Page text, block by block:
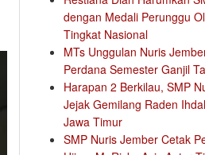
dengan Medali Perunggu
Tingkat Nasional
MTs Unggulan Nuris
Perdana Semester Ganjil
Harapan 2 Berkilau, SMP
Jejak Gemilang Raden
Jawa Timur
SMP Nuris Jember Cetak